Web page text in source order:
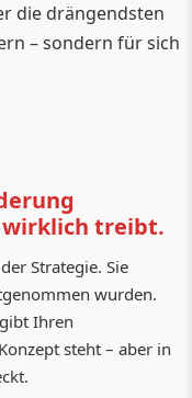
die drängendsten
– sondern für sich
wirklich treibt.
Strategie. Sie
wurden.
Ihren
steht – aber in